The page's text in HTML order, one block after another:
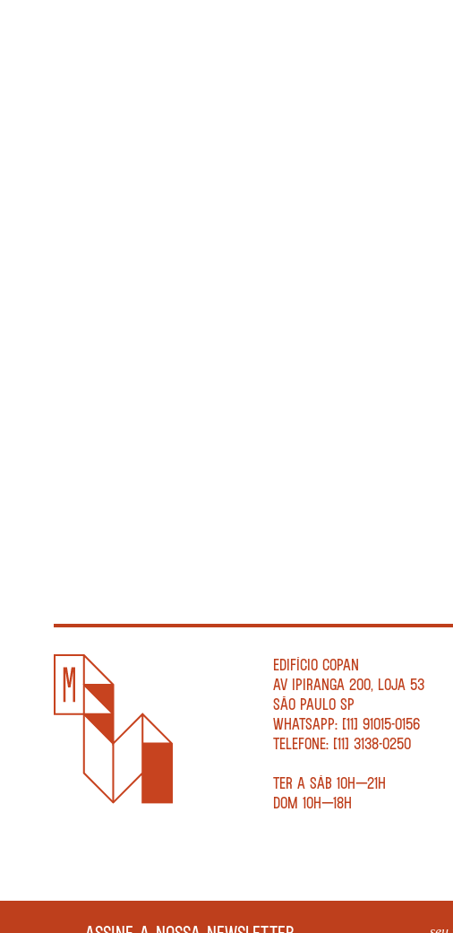
EDIFÍCIO COPAN
AV IPIRANGA 200, LOJA 53
SÃO PAULO SP
WHATSAPP: [11] 91015-0156
TELEFONE: [11] 3138-0250
TER A SÁB 10H—21H
DOM 10H—18H